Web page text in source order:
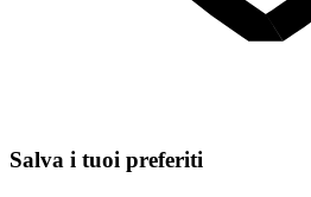
Salva i tuoi preferiti